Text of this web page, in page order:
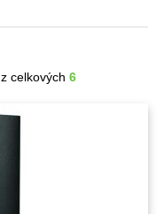
z celkových 6